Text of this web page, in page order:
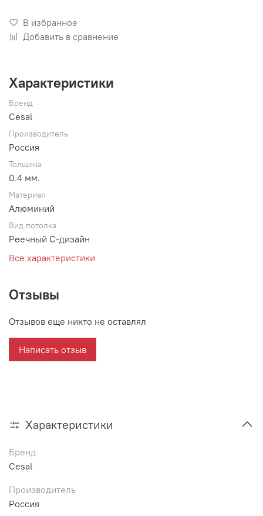
В избранное
Добавить в сравнение
Характеристики
Бренд
Cesal
Производитель
Россия
Толщина
0.4 мм.
Материал
Алюминий
Вид потолка
Реечный С-дизайн
Все характеристики
Отзывы
Отзывов еще никто не оставлял
Написать отзыв
Характеристики
Бренд
Cesal
Производитель
Россия